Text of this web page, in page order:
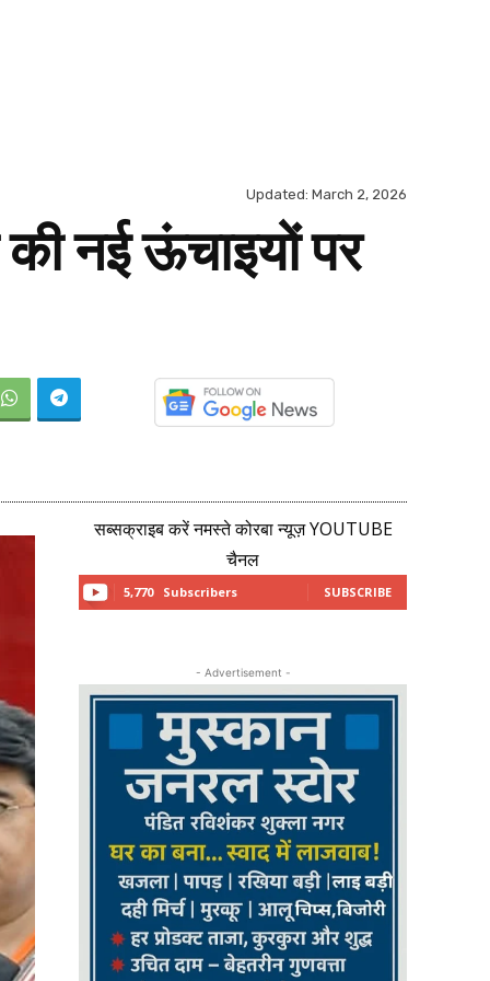
Updated: March 2, 2026
नई ऊंचाइयों पर
सब्सक्राइब करें नमस्ते कोरबा न्यूज़ YOUTUBE
चैनल
5,770 Subscribers SUBSCRIBE
- Advertisement -